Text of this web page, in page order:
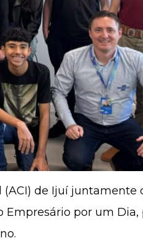
(ACI) de Ijuí juntamente
Empresário por um Dia,